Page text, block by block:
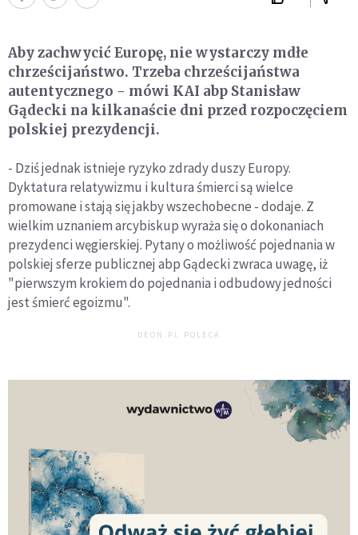
Aby zachwycić Europę, nie wystarczy mdłe
chrześcijaństwo. Trzeba chrześcijaństwa
autentycznego - mówi KAI abp Stanisław
Gądecki na kilkanaście dni przed rozpoczęciem
polskiej prezydencji.
- Dziś jednak istnieje ryzyko zdrady duszy Europy.
Dyktatura relatywizmu i kultura śmierci są wielce
promowane i stają się jakby wszechobecne - dodaje. Z
wielkim uznaniem arcybiskup wyraża się o dokonaniach
prezydenci węgierskiej. Pytany o możliwość pojednania w
polskiej sferze publicznej abp Gądecki zwraca uwagę, iż
"pierwszym krokiem do pojednania i odbudowy jedności
jest śmierć egoizmu".
DEON.PL POLECA